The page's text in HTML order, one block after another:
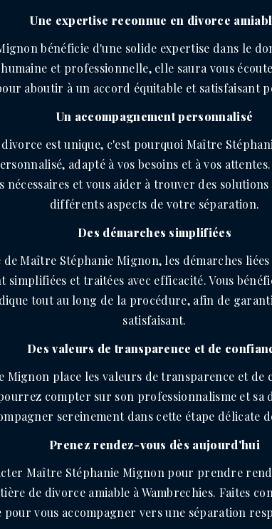
Une expertise reconnue en divorce
bénéficie d'une solide expertise dans le
et professionnelle, elle saura vous
aboutir à un accord équitable et satisfaisant
Un accompagnement personnalisé
est unique, c'est pourquoi Maître
adapté à vos besoins et à vos
nécessaires et vous aider à trouver des
différents aspects de votre séparation.
Des démarches simplifiées
de Maître Stéphanie Mignon, les démarches
simplifiées et traitées avec efficacité. Vous
tout au long de la procédure, afin de
satisfaisant.
Des valeurs de transparence et de
Mignon place les valeurs de transparence et de
compter sur son professionnalisme et sa
sereinement dans cette étape délicate
Prenez rendez-vous dès aujourd'hui
Maître Stéphanie Mignon pour prendre
de divorce amiable à Wambrechies. Faites
vous accompagner vers une séparation